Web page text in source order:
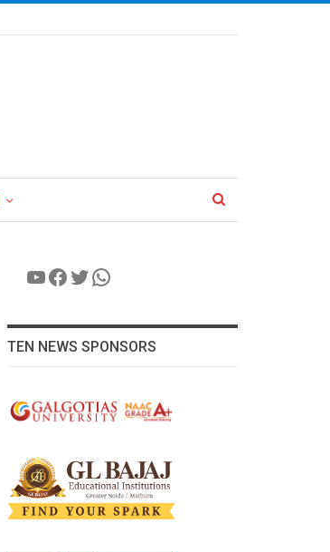
YouTube
Facebook
Twitter
WhatsApp
TEN NEWS SPONSORS